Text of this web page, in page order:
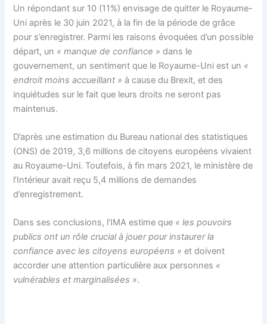
Un répondant sur 10 (11%) envisage de quitter le Royaume-
Uni après le 30 juin 2021, à la fin de la période de grâce
pour s’enregistrer. Parmi les raisons évoquées d’un possible
départ, un « manque de confiance » dans le
gouvernement, un sentiment que le Royaume-Uni est un «
endroit moins accueillant » à cause du Brexit, et des
inquiétudes sur le fait que leurs droits ne seront pas
maintenus.
D’après une estimation du Bureau national des statistiques
(ONS) de 2019, 3,6 millions de citoyens européens vivaient
au Royaume-Uni. Toutefois, à fin mars 2021, le ministère de
l’Intérieur avait reçu 5,4 millions de demandes
d’enregistrement.
Dans ses conclusions, l’IMA estime que « les pouvoirs
publics ont un rôle crucial à jouer pour instaurer la
confiance avec les citoyens européens » et doivent
accorder une attention particulière aux personnes «
vulnérables et marginalisées ».